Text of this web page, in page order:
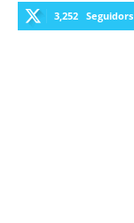
3,252 Seguidors